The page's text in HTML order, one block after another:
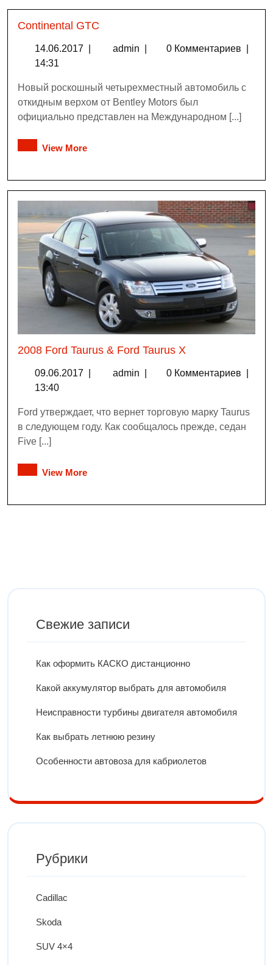
Continental GTC
14.06.2017 admin 0 Комментариев
14:31
Новый роскошный четырехместный автомобиль с
откидным верхом от Bentley Motors был
официально представлен на Международном [...]
View More
2008 Ford Taurus & Ford Taurus X
09.06.2017 admin 0 Комментариев
13:40
Ford утверждает, что вернет торговую марку Taurus
в следующем году. Как сообщалось прежде, седан
Five [...]
View More
Свежие записи
Как оформить КАСКО дистанционно
Какой аккумулятор выбрать для автомобиля
Неисправности турбины двигателя автомобиля
Как выбрать летнюю резину
Особенности автовоза для кабриолетов
Рубрики
Cadillac
Skoda
SUV 4×4